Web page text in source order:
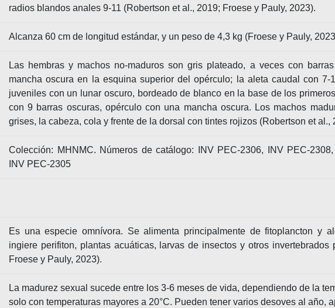
radios blandos anales 9-11 (Robertson et al., 2019; Froese y Pauly, 2023).
Alcanza 60 cm de longitud estándar, y un peso de 4,3 kg (Froese y Pauly,
Las hembras y machos no-maduros son gris plateado, a veces con
mancha oscura en la esquina superior del opérculo; la aleta caudal con 7-
juveniles con un lunar oscuro, bordeado de blanco en la base de los
con 9 barras oscuras, opérculo con una mancha oscura. Los machos
grises, la cabeza, cola y frente de la dorsal con tintes rojizos (Robertson et al.,
Colección: MHNMC. Números de catálogo: INV PEC-2306, INV PEC-
INV PEC-2305
Es una especie omnívora. Se alimenta principalmente de fitoplancton y
ingiere perifiton, plantas acuáticas, larvas de insectos y otros invertebrados
Froese y Pauly, 2023).
La madurez sexual sucede entre los 3-6 meses de vida, dependiendo de la
solo con temperaturas mayores a 20°C. Pueden tener varios desoves al año,